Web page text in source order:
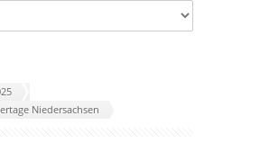
Niedersachsen